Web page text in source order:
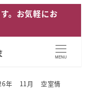
。お気軽にお
MENU
年 11月 空室情